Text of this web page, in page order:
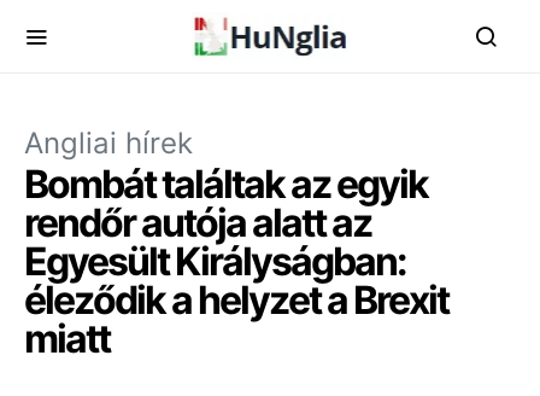
Angliai hírek
Bombát találtak az egyik
rendőr autója alatt az
Egyesült Királyságban:
éleződik a helyzet a Brexit
miatt